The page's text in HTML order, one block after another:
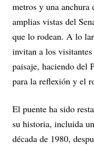
metros y una anchura
amplias vistas del
que lo rodean. A lo
invitan a los
paisaje, haciendo del
para la reflexión y el
El puente ha sido
su historia, incluida
década de 1980,